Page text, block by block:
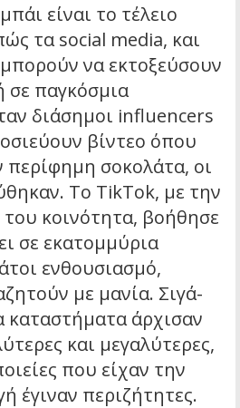
είναι το τέλειο
τα social media, και
να εκτοξεύσουν
σε παγκόσμια
διάσημοι influencers
βίντεο όπου
σοκολάτα, οι
Το TikTok, με την
του κοινότητα, βοήθησε
σε εκατομμύρια
ενθουσιασμό,
με μανία. Σιγά-
καταστήματα άρχισαν
και μεγαλύτερες,
που είχαν την
έγιναν περιζήτητες.